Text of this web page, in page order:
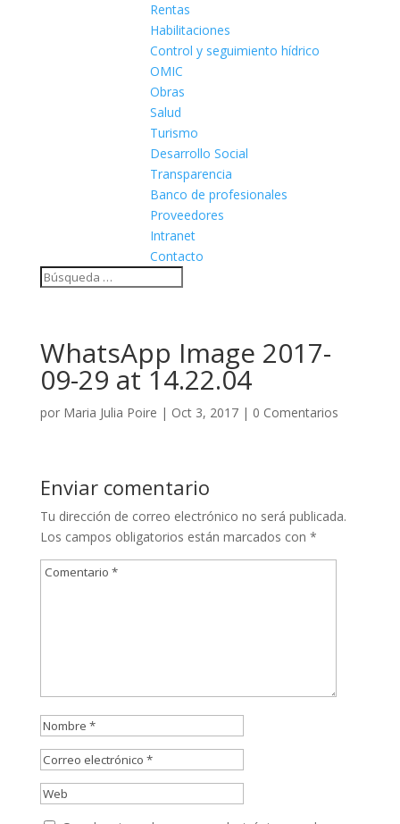
Rentas
Habilitaciones
Control y seguimiento hídrico
OMIC
Obras
Salud
Turismo
Desarrollo Social
Transparencia
Banco de profesionales
Proveedores
Intranet
Contacto
WhatsApp Image 2017-
09-29 at 14.22.04
por Maria Julia Poire | Oct 3, 2017| 0 Comentarios
Enviar comentario
Tu dirección de correo electrónico no será publicada.
Los campos obligatorios están marcados con *